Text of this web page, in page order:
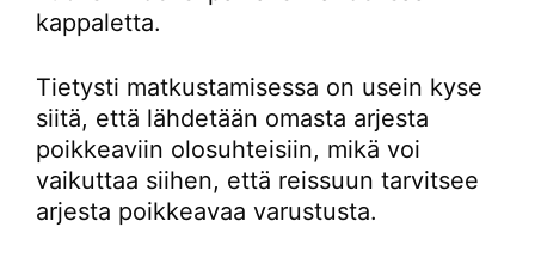
kappaletta.
Tietysti matkustamisessa on usein kyse
siitä, että lähdetään omasta arjesta
poikkeaviin olosuhteisiin, mikä voi
vaikuttaa siihen, että reissuun tarvitsee
arjesta poikkeavaa varustusta.